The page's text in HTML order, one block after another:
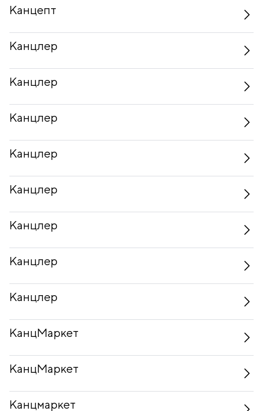
Канцепт
Канцлер
Канцлер
Канцлер
Канцлер
Канцлер
Канцлер
Канцлер
Канцлер
КанцМаркет
КанцМаркет
Канцмаркет